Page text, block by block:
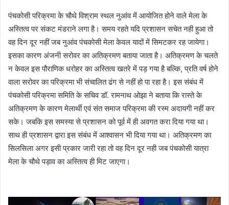
पंचकोसी परिक्रमा के चौथे विश्राम स्थल नुआंव में आयोजित होने वाले मेला के
अस्तित्व पर संकट मंडराने लगा है। समय रहते यदि प्रशासन सचेत नही हुआ तो
वह दिन दूर नहीं जब नुआंव पंचकोसी मेला केवल यादों में सिमटकर रह जायेगा।
इसका कारण अंजनी सरोवर का अतिक्रमण बताया जाता है। अतिक्रमण के चलते
न केवल इस पौराणिक धरोहर का अस्तित्व खतरे में पड़ गया है बल्कि, प्रति वर्ष होने
वाला सरोवर का परिक्रमा भी संचालित ढंग से नहीं हो पा रहा है। इस संबंध में
पंचकोसी परिक्रमा समिति के सचिव डॉ. रामनाथ ओझा ने बताया कि रास्ते के
अतिक्रमण के कारण मेलार्थी एवं संत समाज परिक्रमा की रस्म अदायगी नहीं कर
सके। जबकि इस समस्या से प्रशासन को पूर्व में ही अवगत करा दिया गया था।
साथ ही प्रशासन द्वारा इस संबंध में आश्वासन भी दिया गया था। अतिक्रमण का
सिलसिला अगर इसी प्रकार जारी रहा तो वह दिन दूर नही जब पंचकोसी यात्रा
मेला के चौथे पड़ाव का अस्तित्व ही मिट जाएगा।